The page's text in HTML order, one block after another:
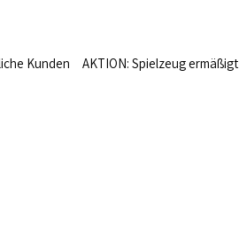
Kunden AKTION: Spielzeug ermäßigt